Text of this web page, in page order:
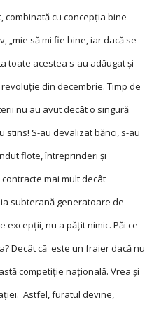
cu concepția bine
„mie să mi fie bine, iar dacă se
toate acestea s-au adăugat și
din decembrie. Timp de
nu au avut decât o singură
stins! S-au devalizat bănci, s-au
flote, întreprinderi și
mai mult decât
subterană generatoare de
excepții, nu a pățit nimic. Păi ce
Decât că este un fraier dacă nu
competiție națională. Vrea și
Astfel, furatul devine,